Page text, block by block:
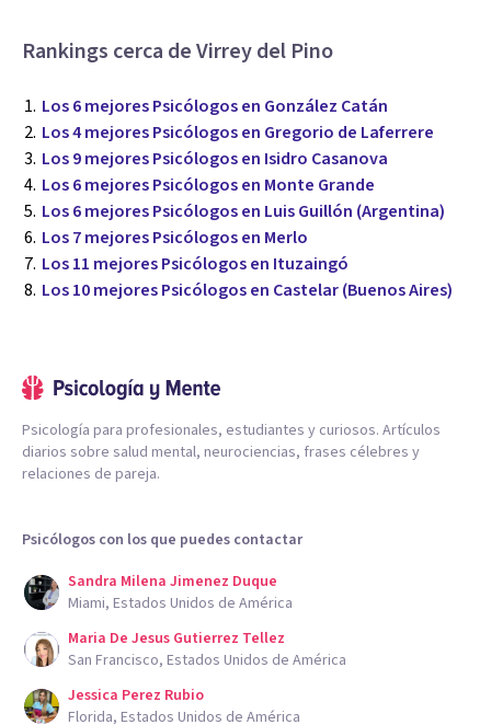
Rankings cerca de Virrey del Pino
Los 6 mejores Psicólogos en González Catán
Los 4 mejores Psicólogos en Gregorio de Laferrere
Los 9 mejores Psicólogos en Isidro Casanova
Los 6 mejores Psicólogos en Monte Grande
Los 6 mejores Psicólogos en Luis Guillón (Argentina)
Los 7 mejores Psicólogos en Merlo
Los 11 mejores Psicólogos en Ituzaingó
Los 10 mejores Psicólogos en Castelar (Buenos Aires)
Psicología para profesionales, estudiantes y curiosos. Artículos
diarios sobre salud mental, neurociencias, frases célebres y
relaciones de pareja.
Psicólogos con los que puedes contactar
Sandra Milena Jimenez Duque
Miami, Estados Unidos de América
Maria De Jesus Gutierrez Tellez
San Francisco, Estados Unidos de América
Jessica Perez Rubio
Florida, Estados Unidos de América